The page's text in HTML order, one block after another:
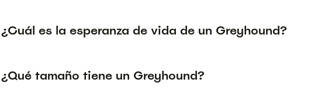
¿Cuál es la esperanza de vida de un Greyhound?
¿Qué tamaño tiene un Greyhound?